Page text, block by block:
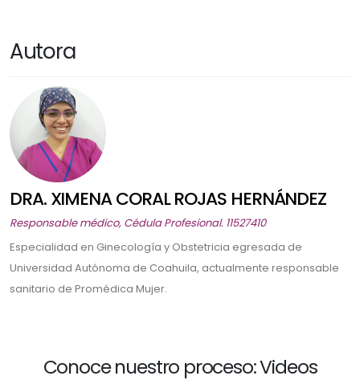
Autora
DRA. XIMENA CORAL ROJAS HERNÁNDEZ
Responsable médico, Cédula Profesional. 11527410
Especialidad en Ginecología y Obstetricia egresada de
Universidad Autónoma de Coahuila, actualmente responsable
sanitario de Promédica Mujer.
Conoce nuestro proceso: Videos